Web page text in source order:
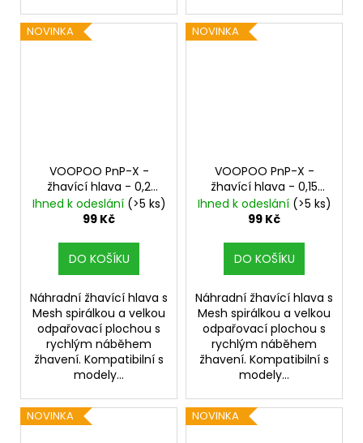
NOVINKA
VOOPOO PnP-X -
žhavící hlava - 0,2
ohm
Ihned k odeslání (>5 ks)
99 Kč
DO KOŠÍKU
Náhradní žhavící hlava s
Mesh spirálkou a velkou
odpařovací plochou s
rychlým náběhem
žhavení. Kompatibilní s
modely...
NOVINKA
VOOPOO PnP-X -
žhavící hlava - 0,15
ohm
Ihned k odeslání (>5 ks)
99 Kč
DO KOŠÍKU
Náhradní žhavící hlava s
Mesh spirálkou a velkou
odpařovací plochou s
rychlým náběhem
žhavení. Kompatibilní s
modely...
NOVINKA NOVINKA